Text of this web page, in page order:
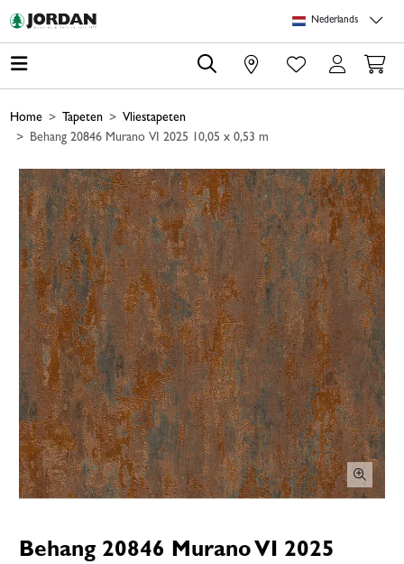
Nederlands
0
Home Tapeten
Vliestapeten
Behang 20846 Murano VI 2025 10,05 x 0,53 m
Behang 20846 Murano VI 2025